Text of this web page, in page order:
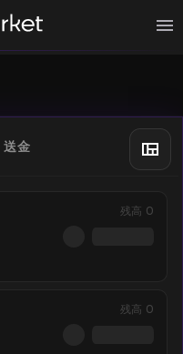
送金
残高 0
残高 0